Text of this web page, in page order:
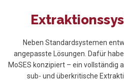
Neben Standardsystemen
angepasste Lösungen. Dafür
MoSES konzipiert – ein vollständig
sub- und überkritische